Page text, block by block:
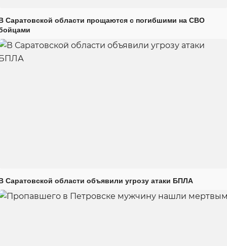
Саратовской области прощаются с погибшими на СВО
Саратовской области объявили угрозу атаки БПЛА